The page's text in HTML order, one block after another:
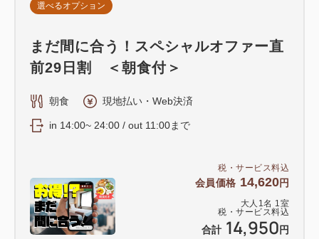
税・サービス料込
会員価格 14,620円
大人 1名 1室
税・サービス料込
合計 14,950 円
選べるオプション
まだ間に合う！スペシャルオファー直
前29日割 ＜朝食付＞
朝食 現地払い・Web決済
in 14:00~ 24:00 / out 11:00まで